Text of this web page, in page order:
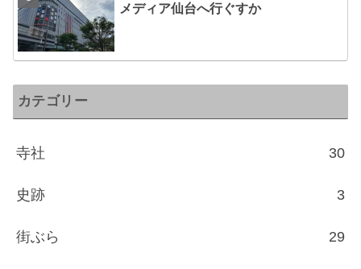
メディア仙台へ行ぐすか
カテゴリー
寺社 30
史跡 3
街ぶら 29